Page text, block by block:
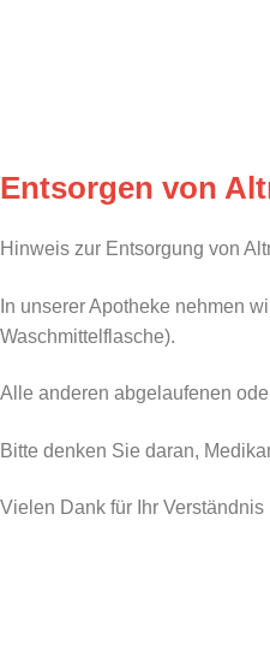
Entsorgen von
Hinweis zur Entsorgung von
In unserer Apotheke nehmen
Waschmittelflasche).
Alle anderen abgelaufenen
Bitte denken Sie daran,
Vielen Dank für Ihr Verständnis